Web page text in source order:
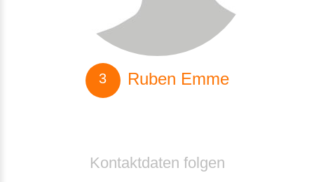
Ruben Emme
Kontaktdaten folgen